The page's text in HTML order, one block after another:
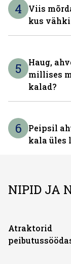
4
Viis
kus
5
Haug,
millises
kalad?
6
Peipsil
kala üles
NIPID JA
Atraktorid